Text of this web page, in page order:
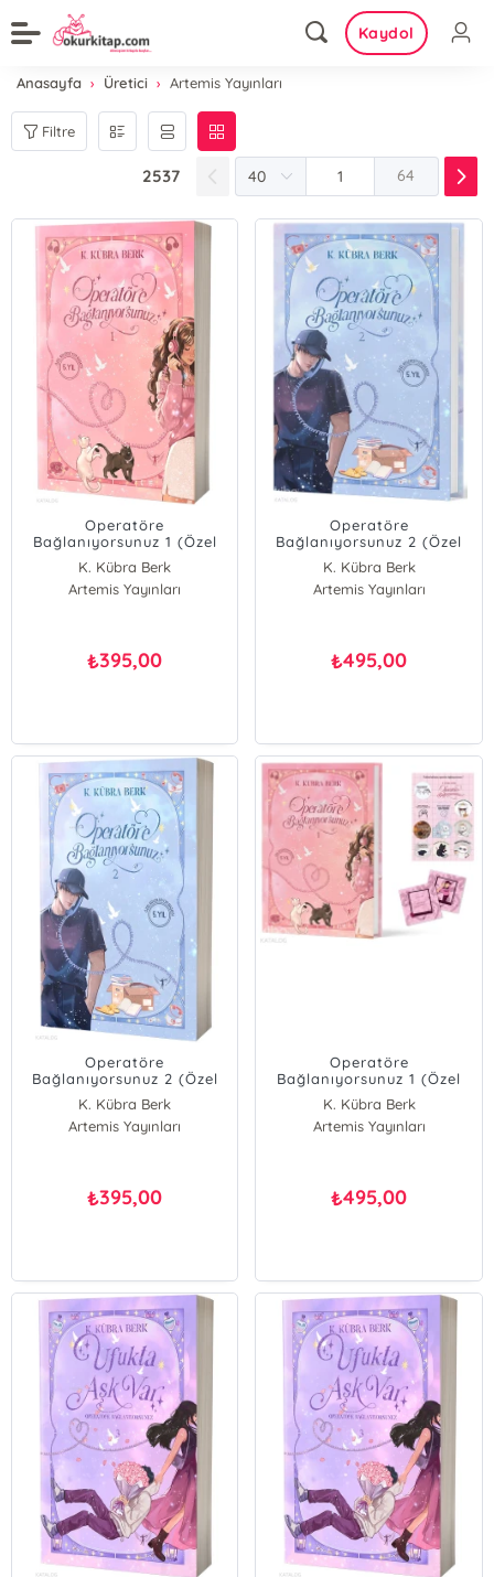
Kaydol
Anasayfa Üretici Artemis Yayınları
Filtre
2537 64
Operatöre
Bağlanıyorsunuz 1 (Özel
Baskı)
K. Kübra Berk
Artemis Yayınları
₺395,00
Operatöre
Bağlanıyorsunuz 2 (Özel
Baskı - Ciltli)
K. Kübra Berk
Artemis Yayınları
₺495,00
Operatöre
Bağlanıyorsunuz 2 (Özel
Baskı)
K. Kübra Berk
Artemis Yayınları
₺395,00
Operatöre
Bağlanıyorsunuz 1 (Özel
Baskı - Ciltli)
K. Kübra Berk
Artemis Yayınları
₺495,00